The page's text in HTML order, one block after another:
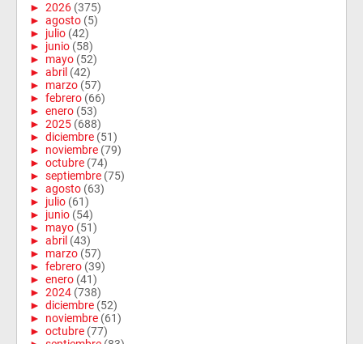
► 2026 (375)
► agosto (5)
► julio (42)
► junio (58)
► mayo (52)
► abril (42)
► marzo (57)
► febrero (66)
► enero (53)
► 2025 (688)
► diciembre (51)
► noviembre (79)
► octubre (74)
► septiembre (75)
► agosto (63)
► julio (61)
► junio (54)
► mayo (51)
► abril (43)
► marzo (57)
► febrero (39)
► enero (41)
► 2024 (738)
► diciembre (52)
► noviembre (61)
► octubre (77)